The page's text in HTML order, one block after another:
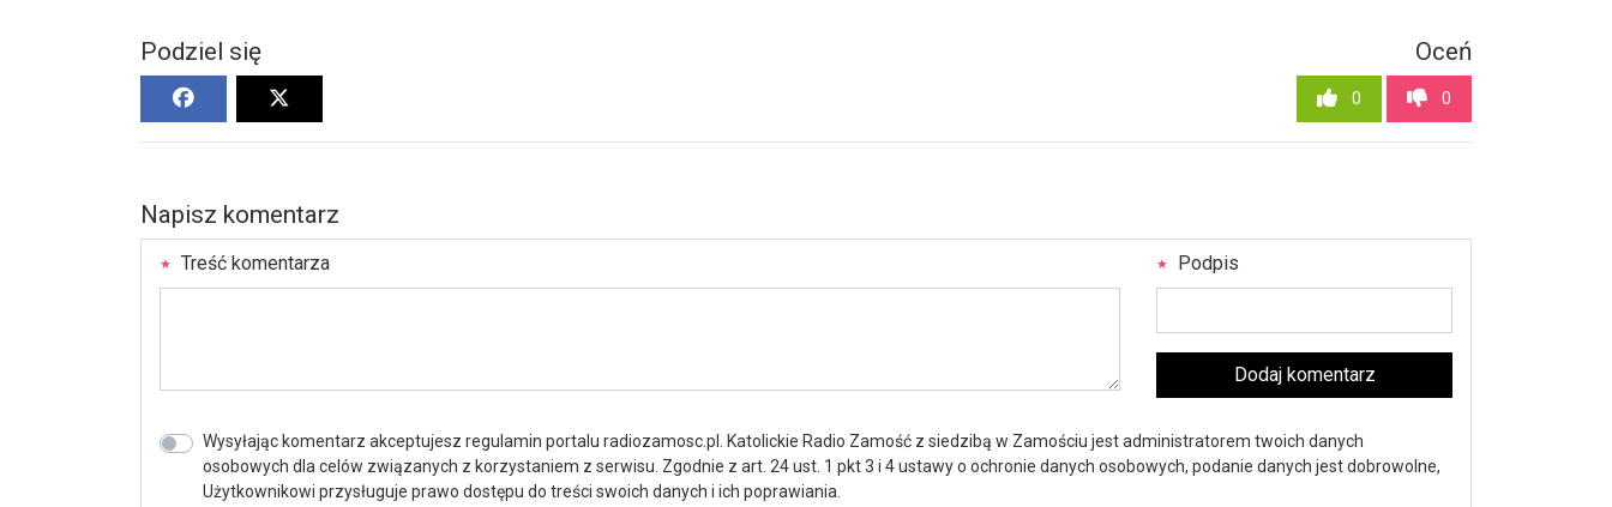
Podziel się Oceń
0 0
Napisz komentarz
Treść komentarza Podpis
Dodaj komentarz
Wysyłając komentarz akceptujesz regulamin portalu radiozamosc.pl. Katolickie Radio Zamość z siedzibą w Zamościu jest administratorem twoich danych
osobowych dla celów związanych z korzystaniem z serwisu. Zgodnie z art. 24 ust. 1 pkt 3 i 4 ustawy o ochronie danych osobowych, podanie danych jest dobrowolne,
Użytkownikowi przysługuje prawo dostępu do treści swoich danych i ich poprawiania.